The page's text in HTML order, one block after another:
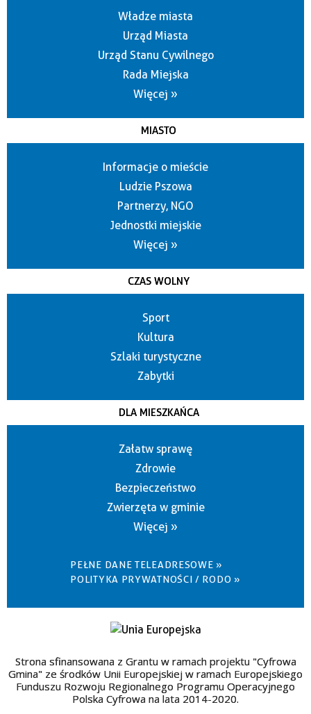
Władze miasta
Urząd Miasta
Urząd Stanu Cywilnego
Rada Miejska
Więcej »
MIASTO
Informacje o mieście
Ludzie Pszowa
Partnerzy, NGO
Jednostki miejskie
Więcej »
CZAS WOLNY
Sport
Kultura
Szlaki turystyczne
Zabytki
DLA MIESZKAŃCA
Załatw sprawę
Zdrowie
Bezpieczeństwo
Zwierzęta w gminie
Więcej »
PEŁNE DANE TELEADRESOWE »
POLITYKA PRYWATNOŚCI / RODO »
Strona sfinansowana z Grantu w ramach projektu "Cyfrowa
Gmina" ze środków Unii Europejskiej w ramach Europejskiego
Funduszu Rozwoju Regionalnego Programu Operacyjnego
Polska Cyfrowa na lata 2014-2020.